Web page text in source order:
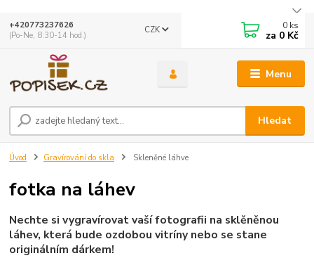
Menu
CZK
Hledat
+420773237626
(Po-Ne, 8:30-14 hod.)
0 ks
za 0 Kč
Úvod Gravírování do skla Skleněné láhve
fotka na láhev
Nechte si vygravírovat vaší fotografii na sklěněnou
láhev, která bude ozdobou vitríny nebo se stane
originálním dárkem!